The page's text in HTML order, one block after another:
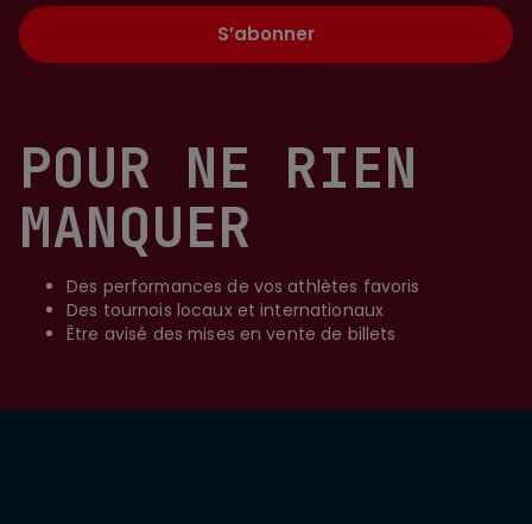
POUR NE RIEN
MANQUER
Des performances de vos athlètes favoris
Des tournois locaux et internationaux
Être avisé des mises en vente de billets
S’abonner